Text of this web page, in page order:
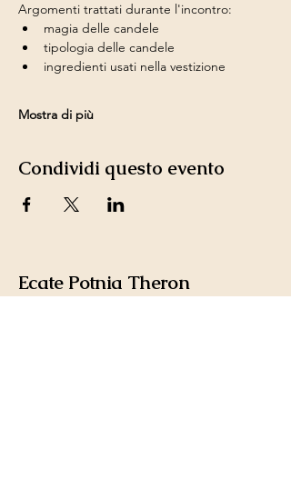
Argomenti trattati durante l'incontro:
magia delle candele
tipologia delle candele
ingredienti usati nella vestizione
Mostra di più
Condividi questo evento
Ecate Potnia Theron